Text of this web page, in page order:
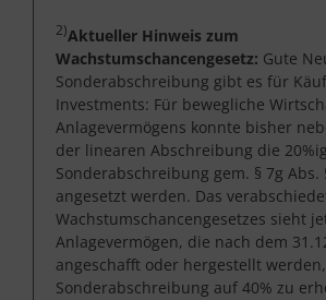
2)Aktueller Hinweis zum
Wachstumschancengesetz: Gute
Sonderabschreibung gibt es für
Investments: Für bewegliche
Anlagevermögens konnte bisher
der linearen Abschreibung die
Sonderabschreibung gem. § 7g Abs.
angesetzt werden. Das
Wachstumschancengesetzes sieht
Anlagevermögen, die nach dem
angeschafft oder hergestellt
Sonderabschreibung auf 40% zu